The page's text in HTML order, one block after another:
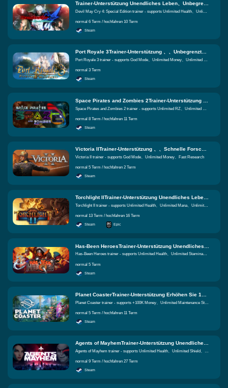
Trainer-Unterstützung Unendliches Leben、Unbegrenzt übertreffen、Unbegrenzte Konzentration Gleiche Funktionen
Devil May Cry 4: Special Edition trainer - supports Unlimited Health、Unlimited Exceed、Unlimited Concentration
normal 6 Term / hochfahren 10 Term
Steam
Port Royale 3Trainer-Unterstützung 、、Unbegrenzte Lagerressourcen Gleiche Funktionen
Port Royale 3 trainer - supports God Mode、Unlimited Money、Unlimited Warehouses Resources
normal 3 Term
Steam
normal 8 Term / hochfahren 11 Term
Steam
Victoria II trainer - supports God Mode、Unlimited Money、Fast Research
normal 5 Term / hochfahren 2 Term
Steam
Torchlight IITrainer-Unterstützung Unendliches Leben、Unbegrenzt Mana、Unbegrenzte Haustiergesundheit Gleiche Funktionen
Torchlight II trainer - supports Unlimited Health、Unlimited Mana、Unlimited Pet Health
normal 13 Term / hochfahren 16 Term
Steam Epic
Has-Been Heroes trainer - supports Unlimited Health、Unlimited Stamina、Unlimited Melee Power
normal 5 Term
Steam
Planet Coaster trainer - supports +100K Money、Unlimited Maintenance Status、Unlimited Guests Needs
normal 5 Term / hochfahren 11 Term
Steam
Agents of MayhemTrainer-Unterstützung Unendliches Leben、Unbegrenzter Schild、Unbegrenztes Chaos Gleiche Funktionen
Agents of Mayhem trainer - supports Unlimited Health、Unlimited Shield、Unlimited Mayhem
normal 9 Term / hochfahren 27 Term
Steam